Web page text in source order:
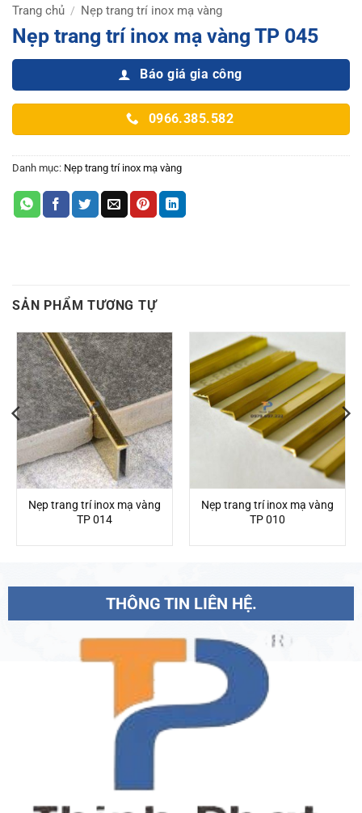
Trang chủ / Nẹp trang trí inox mạ vàng
Nẹp trang trí inox mạ vàng TP 045
Báo giá gia công
0966.385.582
Danh mục: Nẹp trang trí inox mạ vàng
SẢN PHẨM TƯƠNG TỰ
Nẹp trang trí inox mạ vàng
TP 014
Nẹp trang trí inox mạ vàng
TP 010
THÔNG TIN LIÊN HỆ.